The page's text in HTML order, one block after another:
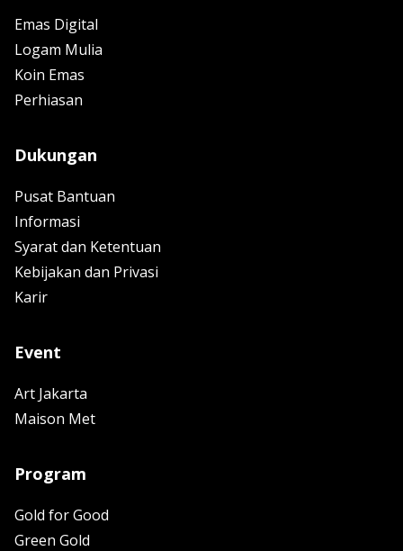
Emas Digital
Logam Mulia
Koin Emas
Perhiasan
Dukungan
Pusat Bantuan
Informasi
Syarat dan Ketentuan
Kebijakan dan Privasi
Karir
Event
Art Jakarta
Maison Met
Program
Gold for Good
Green Gold